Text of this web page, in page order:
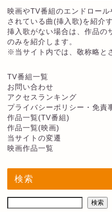
映画やTV番組のエンドロー
されている曲(挿入歌)を紹介
挿入歌がない場合は、作品の
のみを紹介します。
※当サイト内では、敬称略と
TV番組一覧
お問い合わせ
アクセスランキング
プライバシーポリシー・免責
作品一覧(TV番組)
作品一覧(映画)
当サイトの変遷
映画作品一覧
検索
検索